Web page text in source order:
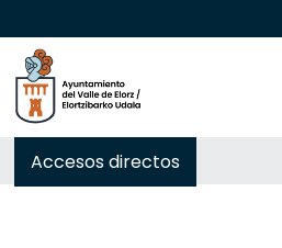
Accesos directos
Buscar: